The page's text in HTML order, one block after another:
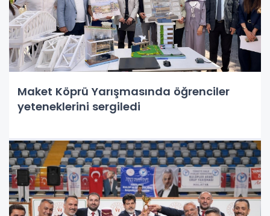
Maket Köprü Yarışmasında öğrenciler
yeteneklerini sergiledi